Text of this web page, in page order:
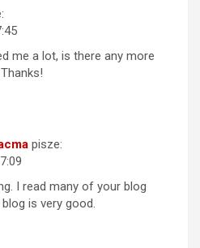
me a lot, is there any more
pisze:
I read many of your blog
is very good.